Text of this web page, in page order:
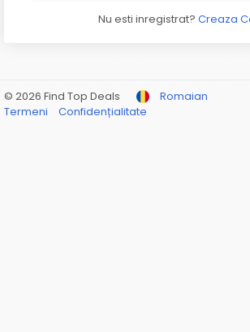
Nu esti inregistrat? Creaza
© 2026 Find Top Deals
Romaian
Termeni
Confidențialitate